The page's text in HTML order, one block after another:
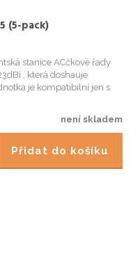
(5-pack)
stanice ACčkové řady
, která doshauje
je kompatibilní jen s
není skladem
Přidat do košíku